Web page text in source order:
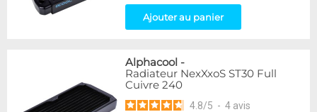
Ajouter au panier
Alphacool -
Radiateur NexXxoS ST30 Full
Cuivre 240
4.8/5 - 4 avis